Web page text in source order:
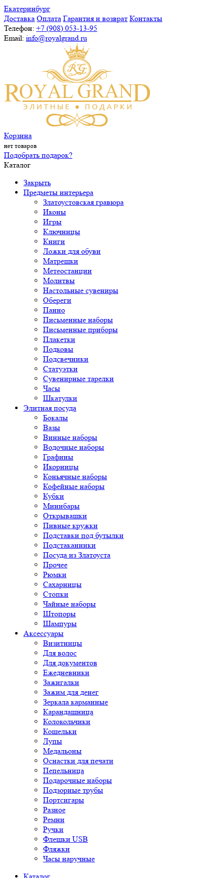
Екатеринбург
Доставка Оплата Гарантия и возврат Контакты
Телефон: +7 (908) 053-13-95
Email: info@royalgrand.ru
Корзина
нет товаров
Подобрать подарок?
Каталог
Закрыть
Предметы интерьера
Златоустовская гравюра
Иконы
Игры
Ключницы
Книги
Ложки для обуви
Матрешки
Метеостанции
Молитвы
Настольные сувениры
Обереги
Панно
Письменные наборы
Письменные приборы
Плакетки
Подковы
Подсвечники
Статуэтки
Сувенирные тарелки
Часы
Шкатулки
Элитная посуда
Бокалы
Вазы
Винные наборы
Водочные наборы
Графины
Икорницы
Коньячные наборы
Кофейные наборы
Кубки
Минибары
Открывашки
Пивные кружки
Подставки под бутылки
Подстаканники
Посуда из Златоуста
Прочее
Рюмки
Сахарницы
Стопки
Чайные наборы
Штопоры
Шампуры
Аксессуары
Визитницы
Для волос
Для документов
Ежедневники
Зажигалки
Зажим для денег
Зеркала карманные
Карандашница
Колокольчики
Кошельки
Лупы
Медальоны
Оснастки для печати
Пепельница
Подарочные наборы
Подзорные трубы
Портсигары
Разное
Ремни
Ручки
Флешки USB
Фляжки
Часы наручные